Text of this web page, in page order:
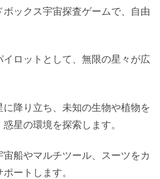
ックス宇宙探査ゲームで、自由
ロットとして、無限の星々が広
降り立ち、未知の生物や植物を
星の環境を探索します。
船やマルチツール、スーツをカ
ートします。